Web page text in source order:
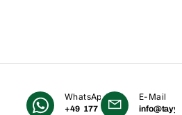
WhatsApp
+49 177
E-Mail